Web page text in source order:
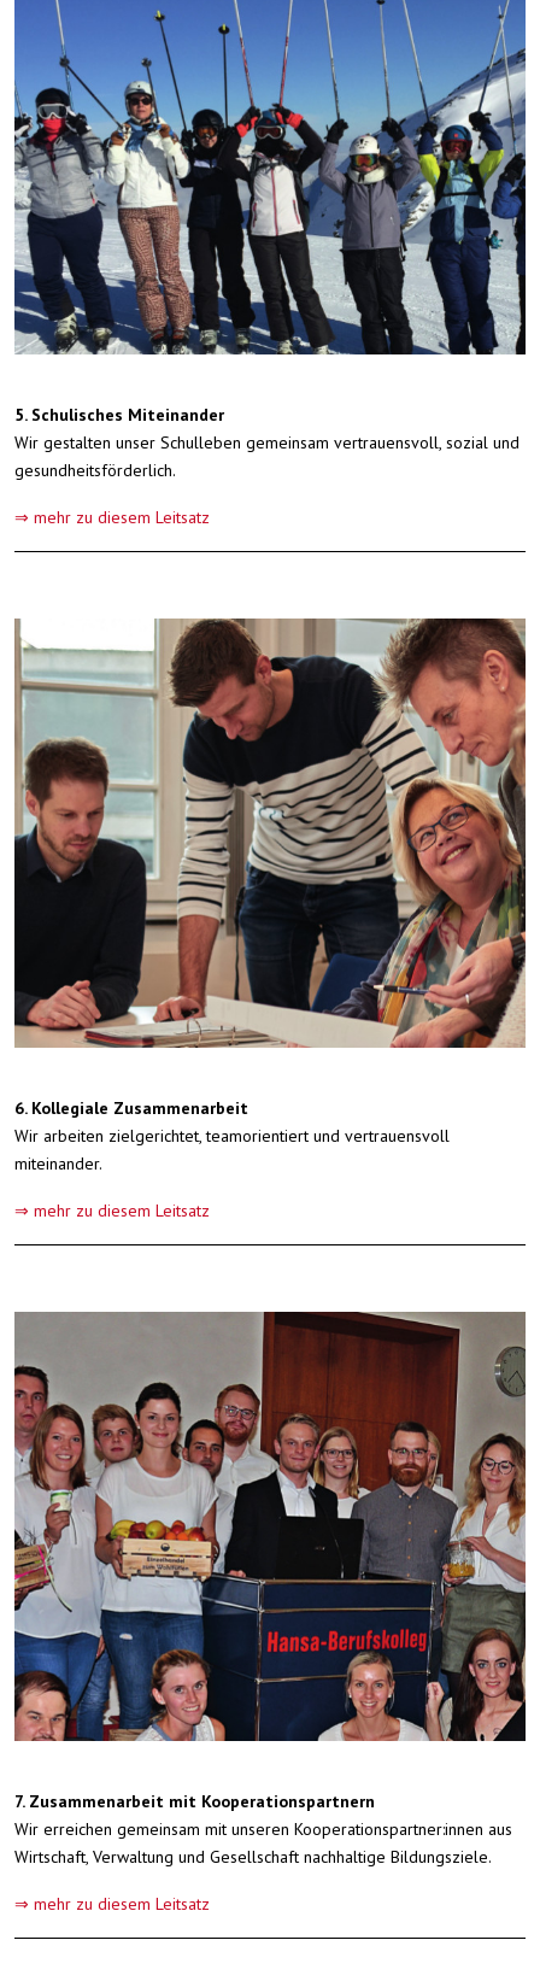
5. Schulisches Miteinander
Wir gestalten unser Schulleben gemeinsam vertrauensvoll, sozial und
gesundheitsförderlich.
⇒ mehr zu diesem Leitsatz
6. Kollegiale Zusammenarbeit
Wir arbeiten zielgerichtet, teamorientiert und vertrauensvoll
miteinander.
⇒ mehr zu diesem Leitsatz
7. Zusammenarbeit mit Kooperationspartnern
Wir erreichen gemeinsam mit unseren Kooperationspartner:innen aus
Wirtschaft, Verwaltung und Gesellschaft nachhaltige Bildungsziele.
⇒ mehr zu diesem Leitsatz